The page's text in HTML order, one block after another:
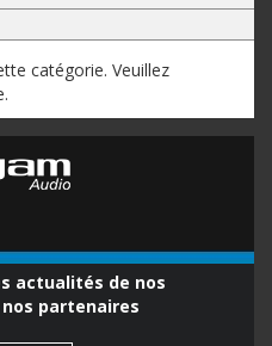
catégorie. Veuillez
actualités de nos
partenaires